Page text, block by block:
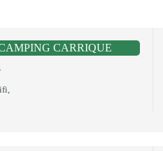
CARRIQUE